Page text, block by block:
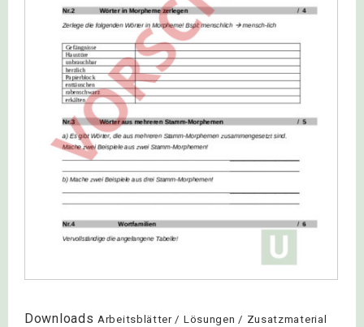
Downloads Arbeitsblätter / Lösungen / Zusatzmaterial